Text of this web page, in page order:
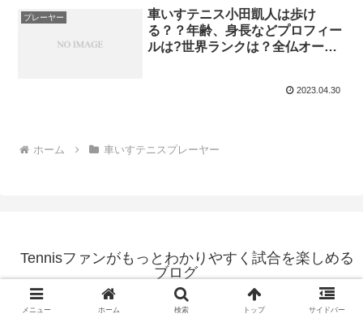
プレーヤー
車いすテニス小田凱人は歩け
る？？年齢、身長などプロフィー
ルは?世界ランクは？全仏オープ
2023.04.30
ホーム 車いすテニスプレーヤー
Tennisファンがもっとわかりやすく試合を楽しめる
ブログ
© 2023 Tennisファンがもっとわかりやすく試合を楽しめるブログ.
メニュー ホーム 検索 トップ サイドバー